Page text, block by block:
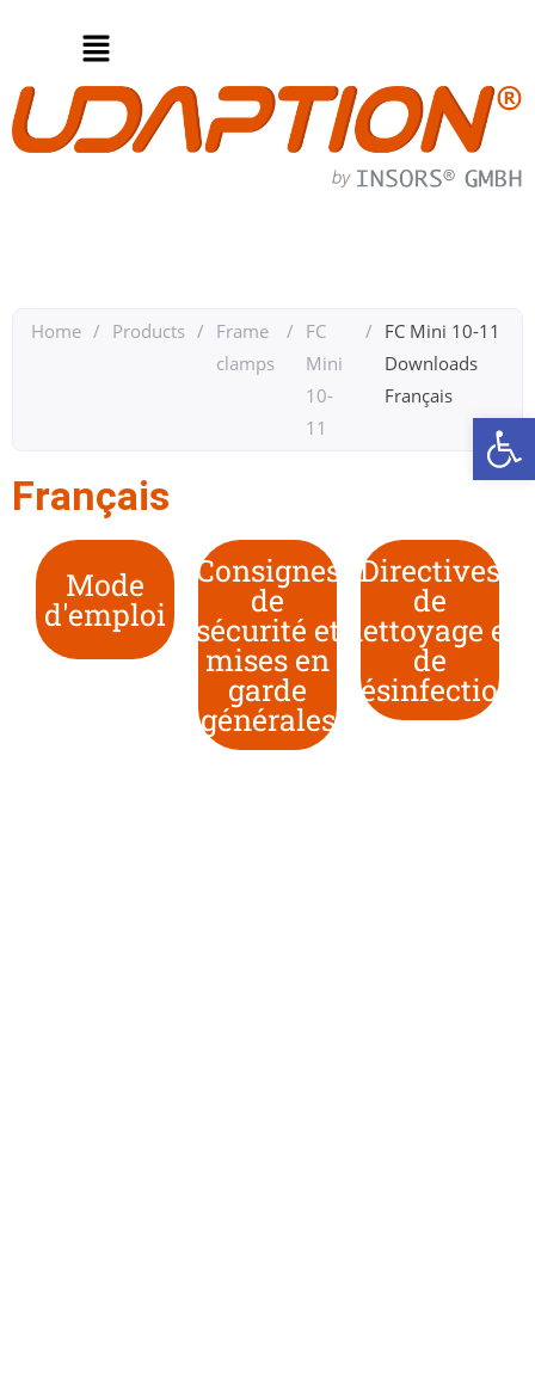
Home / Products / Frame
clamps
/ FC
Mini
10-
11
/ FC Mini 10-11​
Downloads​
Français​
Français
Mode
d'emploi
Consignes
de
sécurité et
mises en
garde
générales
Directives
de
nettoyage et
de
désinfection